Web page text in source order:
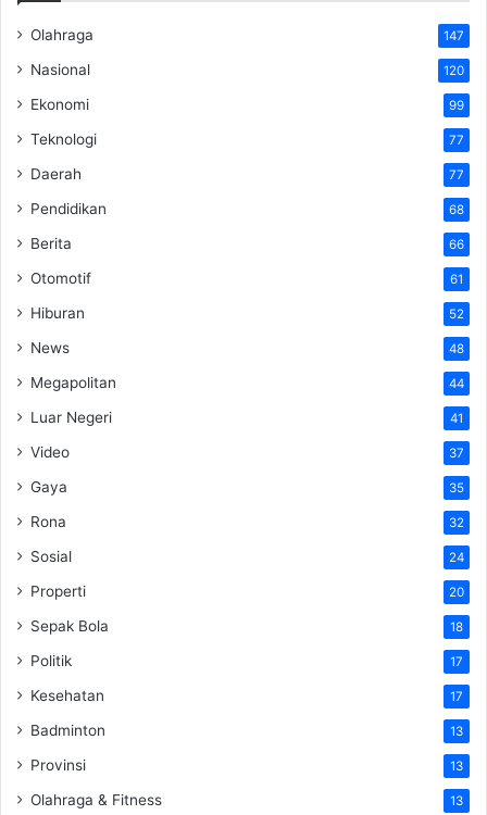
Olahraga 147
Nasional 120
Ekonomi 99
Teknologi 77
Daerah 77
Pendidikan 68
Berita 66
Otomotif 61
Hiburan 52
News 48
Megapolitan 44
Luar Negeri 41
Video 37
Gaya 35
Rona 32
Sosial 24
Properti 20
Sepak Bola 18
Politik 17
Kesehatan 17
Badminton 13
Provinsi 13
Olahraga & Fitness 13